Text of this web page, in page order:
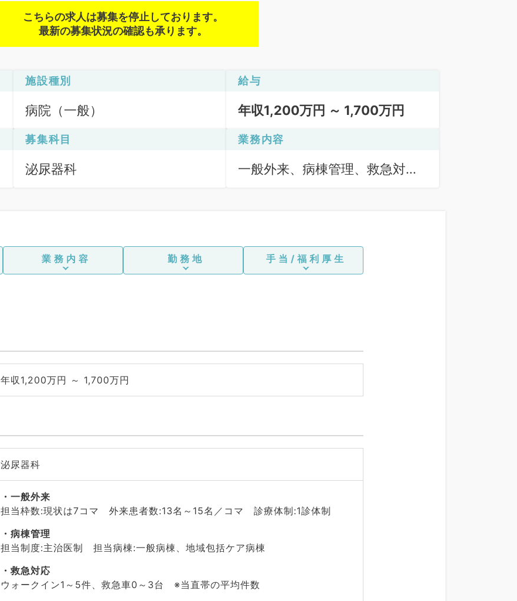
こちらの求人は募集を停止しております。
最新の募集状況の確認も承ります。
施設種別
病院（一般）
給与
年収1,200万円 ～ 1,700万円
募集科目
泌尿器科
業務内容
一般外来、病棟管理、救急対
業務内容 勤務地 手当/福利厚生
年収1,200万円 ～ 1,700万円
泌尿器科
一般外来
担当枠数:現状は7コマ 外来患者数:13名～15名／コマ 診療体制:1診体制
病棟管理
担当制度:主治医制 担当病棟:一般病棟、地域包括ケア病棟
救急対応
ウォークイン1～5件、救急車0～3台 ※当直帯の平均件数